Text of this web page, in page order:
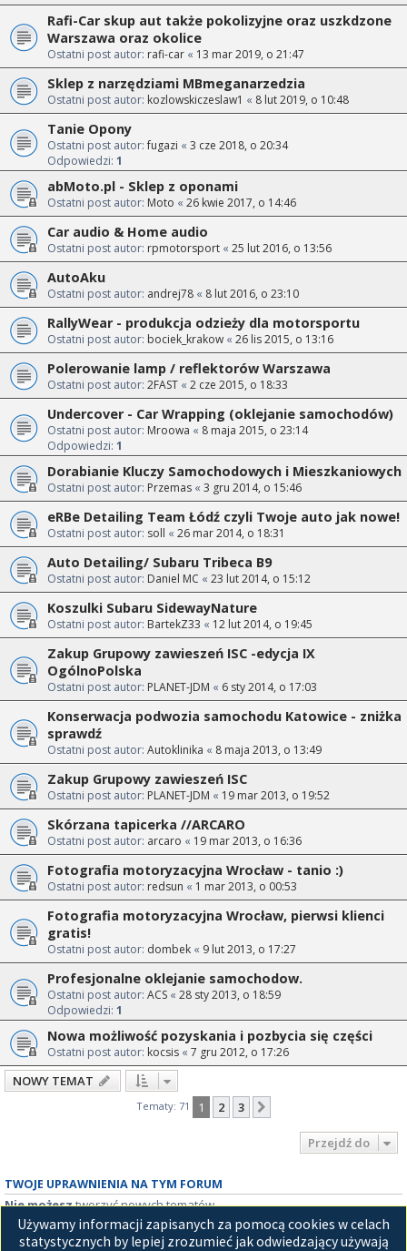
Rafi-Car skup aut także pokolizyjne oraz uszkdzone
Warszawa oraz okolice
Ostatni post autor: rafi-car « 13 mar 2019, o 21:47
Sklep z narzędziami MBmeganarzedzia
Ostatni post autor: kozlowskiczeslaw1 « 8 lut 2019, o 10:48
Tanie Opony
Ostatni post autor:fugazi « 3 cze 2018, o 20:34
Odpowiedzi: 1
abMoto.pl - Sklep z oponami
Ostatni post autor: Moto « 26 kwie 2017, o 14:46
Car audio & Home audio
Ostatni post autor: rpmotorsport « 25 lut 2016, o 13:56
AutoAku
Ostatni post autor: andrej78 « 8 lut 2016, o 23:10
RallyWear - produkcja odzieży dla motorsportu
Ostatni post autor: bociek_krakow « 26 lis 2015, o 13:16
Polerowanie lamp / reflektorów Warszawa
Ostatni post autor: 2FAST « 2 cze 2015, o 18:33
Undercover - Car Wrapping (oklejanie samochodów)
Ostatni post autor: Mroowa « 8 maja 2015, o 23:14
Odpowiedzi: 1
Dorabianie Kluczy Samochodowych i Mieszkaniowych
Ostatni post autor: Przemas « 3 gru 2014, o 15:46
eRBe Detailing Team Łódź czyli Twoje auto jak nowe!
Ostatni post autor: soll « 26 mar 2014, o 18:31
Auto Detailing/ Subaru Tribeca B9
Ostatni post autor: Daniel MC « 23 lut 2014, o 15:12
Koszulki Subaru SidewayNature
Ostatni post autor: BartekZ33 « 12 lut 2014, o 19:45
Zakup Grupowy zawieszeń ISC -edycja IX
OgólnoPolska
Ostatni post autor: PLANET-JDM « 6 sty 2014, o 17:03
Konserwacja podwozia samochodu Katowice - zniżka
sprawdź
Ostatni post autor: Autoklinika « 8 maja 2013, o 13:49
Zakup Grupowy zawieszeń ISC
Ostatni post autor: PLANET-JDM « 19 mar 2013, o 19:52
Skórzana tapicerka //ARCARO
Ostatni post autor: arcaro « 19 mar 2013, o 16:36
Fotografia motoryzacyjna Wrocław - tanio :)
Ostatni post autor: redsun « 1 mar 2013, o 00:53
Fotografia motoryzacyjna Wrocław, pierwsi klienci
gratis!
Ostatni post autor: dombek « 9 lut 2013, o 17:27
Profesjonalne oklejanie samochodow.
Ostatni post autor: ACS « 28 sty 2013, o 18:59
Odpowiedzi: 1
Nowa możliwość pozyskania i pozbycia się części
Ostatni post autor: kocsis « 7 gru 2012, o 17:26
NOWY TEMAT
Tematy: 71 1 2 3
Przejdź do
TWOJE UPRAWNIENIA NA TYM FORUM
Nie możesztworzyć nowych tematów
Nie możeszodpowiadać w tematach
Nie możeszzmieniać swoich postów
Używamy informacji zapisanych za pomocą cookies w celach
statystycznych by lepiej zrozumieć jak odwiedzający używają